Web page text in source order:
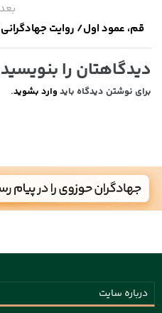
قم، عمود اول/ روایت
دیدگاهتان را بنویسید
برای نوشتن دیدگاه باید وارد بشوید.
درباره سایت